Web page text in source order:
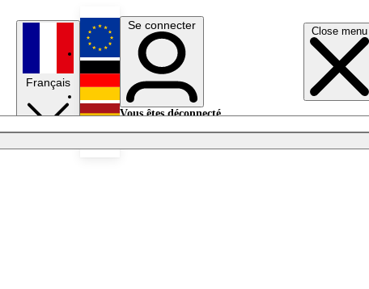
Close menu
Français
English
Deutsch
Se connecter
Vous êtes déconnecté.